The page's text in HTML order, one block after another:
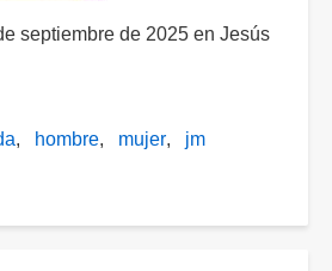
septiembre de 2025 en Jesús
hombre mujer jm